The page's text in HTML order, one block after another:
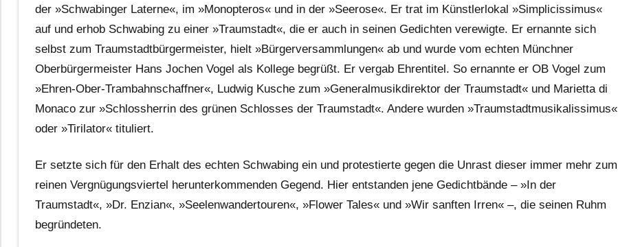
der »Schwabinger Laterne«, im »Monopteros« und in der »Seerose«. Er trat im Künstlerlokal »Simplicissimus«
auf und erhob Schwabing zu einer »Traumstadt«, die er auch in seinen Gedichten verewigte. Er ernannte sich
selbst zum Traumstadtbürgermeister, hielt »Bürgerversammlungen« ab und wurde vom echten Münchner
Oberbürgermeister Hans Jochen Vogel als Kollege begrüßt. Er vergab Ehrentitel. So ernannte er OB Vogel zum
»Ehren-Ober-Trambahnschaffner«, Ludwig Kusche zum »Generalmusikdirektor der Traumstadt« und Marietta di
Monaco zur »Schlossherrin des grünen Schlosses der Traumstadt«. Andere wurden »Traumstadtmusikalissimus«
oder »Tirilator« tituliert.
Er setzte sich für den Erhalt des echten Schwabing ein und protestierte gegen die Unrast dieser immer mehr zum
reinen Vergnügungsviertel herunterkommenden Gegend. Hier entstanden jene Gedichtbände – »In der
Traumstadt«, »Dr. Enzian«, »Seelenwandertouren«, »Flower Tales« und »Wir sanften Irren« –, die seinen Ruhm
begründeten.